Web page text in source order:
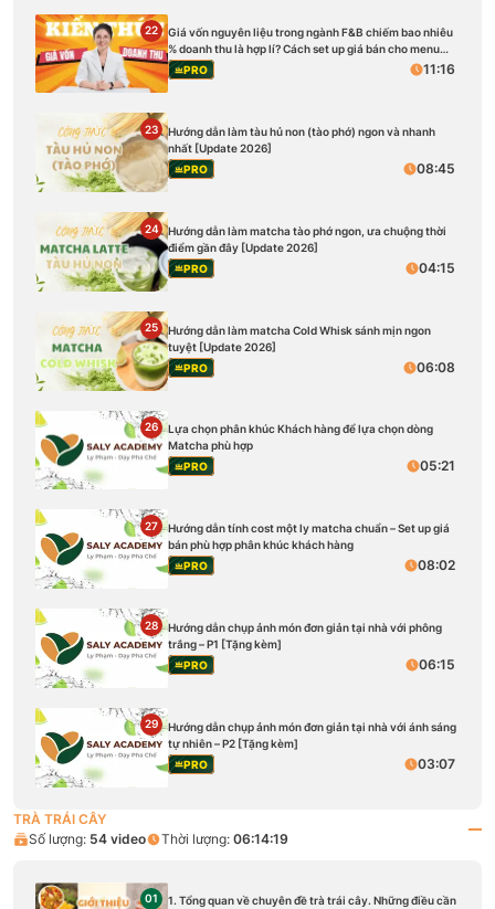
22
Giá vốn nguyên liệu trong ngành F&B chiếm bao nhiêu
% doanh thu là hợp lí? Cách set up giá bán cho menu
quánPRO 11:16
23
Hướng dẫn làm tàu hủ non (tào phớ) ngon và nhanh
nhất [Update 2026]
PRO
08:45
24
Hướng dẫn làm matcha tào phớ ngon, ưa chuộng thời
điểm gần đây [Update 2026]
PRO
04:15
25
Hướng dẫn làm matcha Cold Whisk sánh mịn ngon
tuyệt [Update 2026]
PRO
06:08
26
Lựa chọn phân khúc Khách hàng để lựa chọn dòng
Matcha phù hợp
PRO
05:21
27
Hướng dẫn tính cost một ly matcha chuẩn – Set up giá
bán phù hợp phân khúc khách hàng
PRO
08:02
28
Hướng dẫn chụp ảnh món đơn giản tại nhà với phông
trắng – P1 [Tặng kèm]
PRO
06:15
29
Hướng dẫn chụp ảnh món đơn giản tại nhà với ánh sáng
tự nhiên – P2 [Tặng kèm]
PRO
03:07
TRÀ TRÁI CÂY
Số lượng: 54 video Thời lượng: 06:14:19
01
1. Tổng quan về chuyên đề trà trái cây. Những điều cần